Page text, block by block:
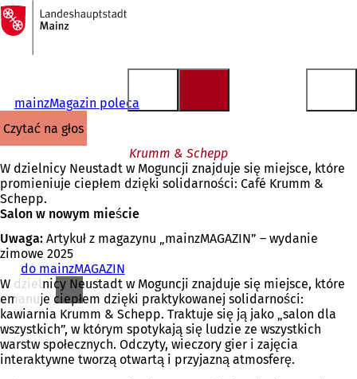
Przejdź do treści
Do
strony
głównej
mainzMagazin poleca
czytać na głos
Krumm & Schepp
W dzielnicy Neustadt w Moguncji znajduje się miejsce, które
promieniuje ciepłem dzięki solidarności: Café Krumm &
Schepp.
Salon w nowym mieście
Uwaga: Artykuł z magazynu „mainzMAGAZIN” – wydanie
zimowe 2025
do mainzMAGAZIN
W dzielnicy Neustadt w Moguncji znajduje się miejsce, które
emanuje ciepłem dzięki praktykowanej solidarności:
kawiarnia Krumm & Schepp. Traktuje się ją jako „salon dla
wszystkich”, w którym spotykają się ludzie ze wszystkich
warstw społecznych. Odczyty, wieczory gier i zajęcia
interaktywne tworzą otwartą i przyjazną atmosferę.